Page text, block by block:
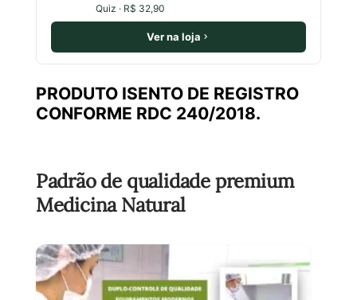
Quiz · R$ 32,90
Ver na loja
PRODUTO ISENTO DE REGISTRO
CONFORME RDC 240/2018.
Padrão de qualidade premium
Medicina Natural